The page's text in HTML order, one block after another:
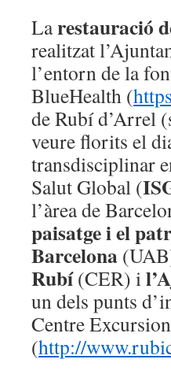
Larestauració
realitzat
l’entorn de la
BlueHealth (
de Rubí d’Arrel
veure florits el
transdisciplinar
Salut Global (
l’àrea de
paisatge i el
Barcelona
Rubí(CER) i
un dels punts
Centre
(http://